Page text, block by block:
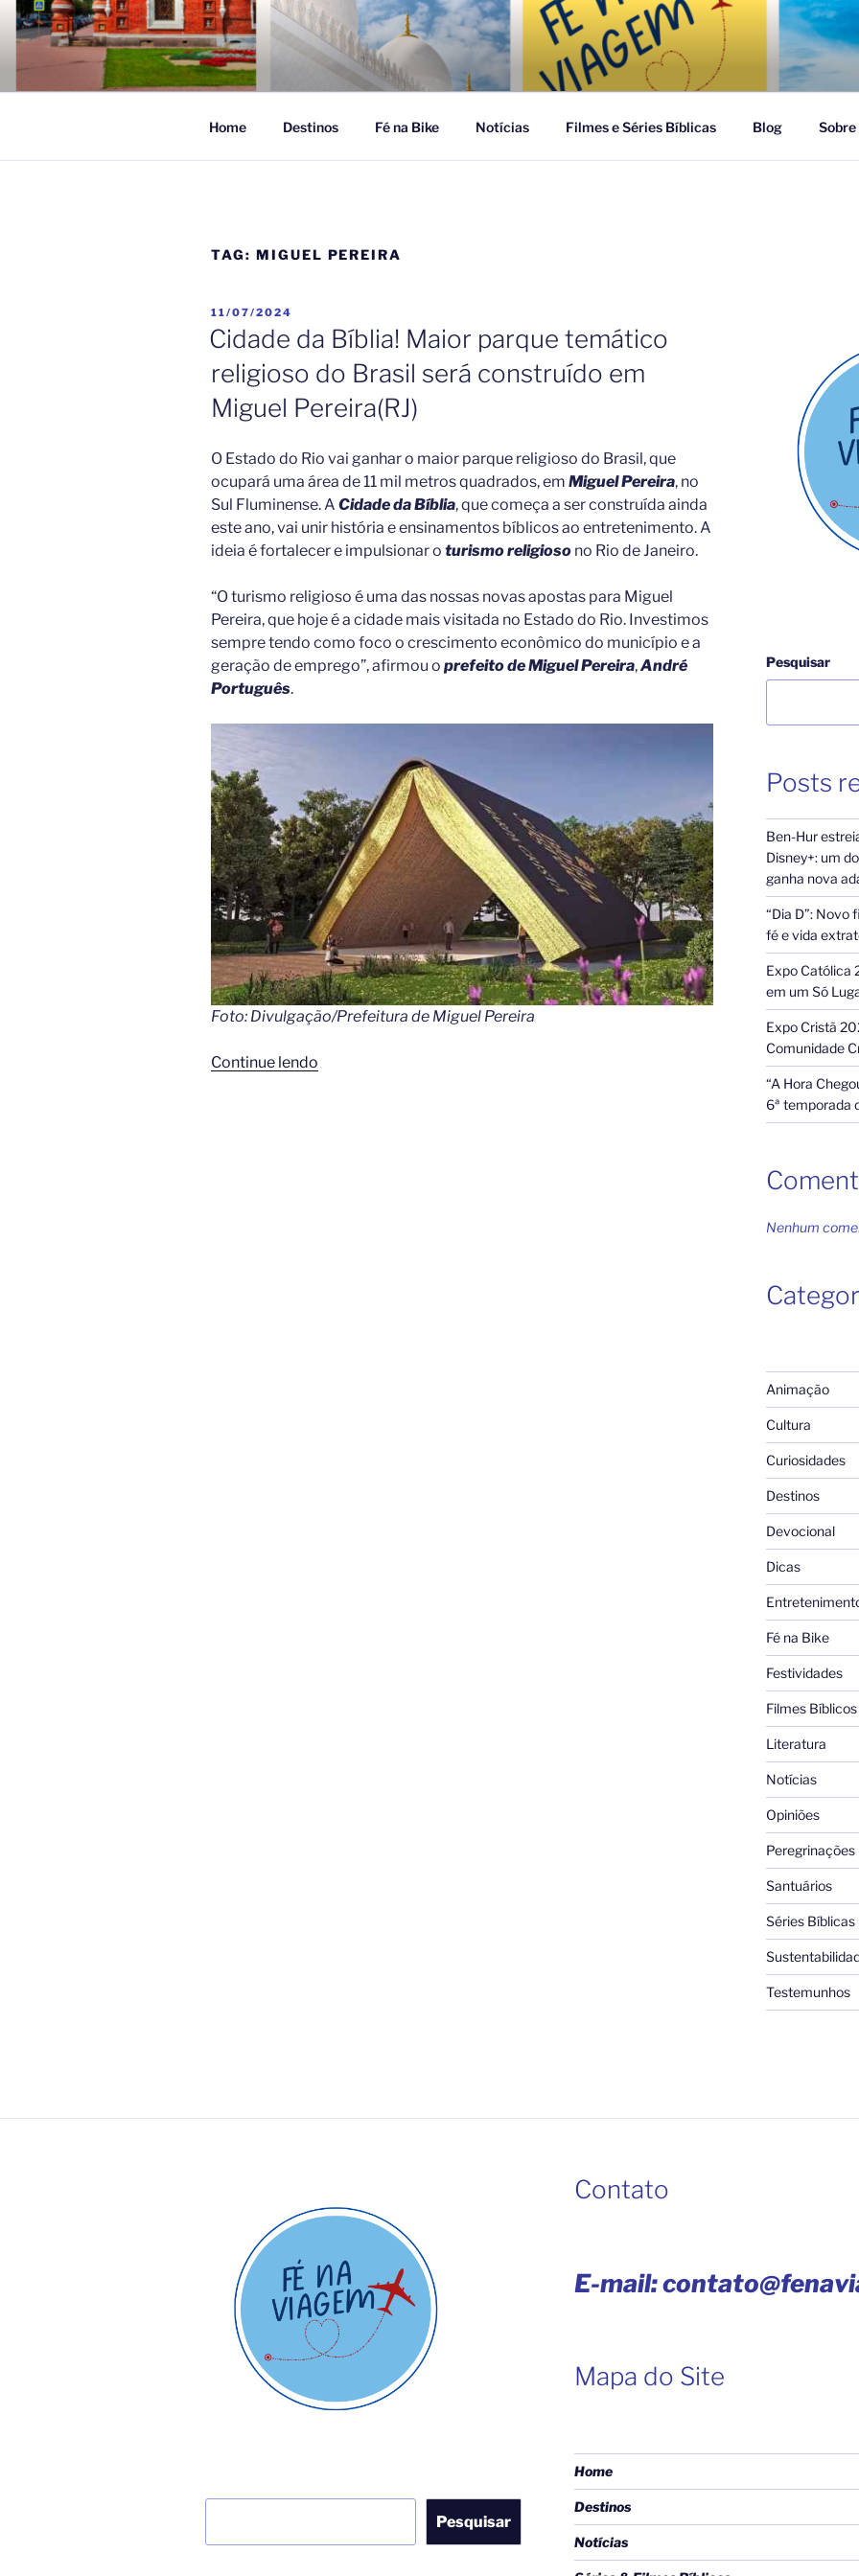
Pular
para
FÉ NA VIAGEM
Turismo Religioso
Home Destinos Fé na Bike Notícias Filmes e Séries Bíblicas Blog Sobre
TAG: MIGUEL PEREIRA
PUBLICADO
EM
11/07/2024
Cidade da Bíblia! Maior parque temático
religioso do Brasil será construído em
Miguel Pereira(RJ)
O Estado do Rio vai ganhar o maior parque religioso do Brasil, que
ocupará uma área de 11 mil metros quadrados, em Miguel Pereira, no
Sul Fluminense. A Cidade da Bíblia, que começa a ser construída ainda
este ano, vai unir história e ensinamentos bíblicos ao entretenimento. A
ideia é fortalecer e impulsionar o turismo religioso no Rio de Janeiro.
“O turismo religioso é uma das nossas novas apostas para Miguel
Pereira, que hoje é a cidade mais visitada no Estado do Rio. Investimos
sempre tendo como foco o crescimento econômico do município e a
geração de emprego”, afirmou o prefeito de Miguel Pereira,André
Português.
Foto: Divulgação/Prefeitura de Miguel Pereira
Continue lendo
Pesquisar
Posts
Ben-Hur
Disney+: um
ganha nova
“Dia D”: Novo
fé e vida
Expo Católica
em um Só
Expo Cristã
Comunidade
“A Hora
6ª temporada
Nenhum
Animação
Cultura
Curiosidades
Destinos
Devocional
Dicas
Fé na Bike
Festividades
Filmes Bíblicos
Literatura
Notícias
Opiniões
Peregrinações
Santuários
Séries Bíblicas
Testemunhos
Pesquisar
Contato
E-mail:
Mapa do Site
Home
Destinos
Notícias